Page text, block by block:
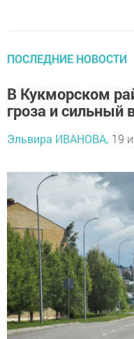
ПОСЛЕДНИЕ НОВОСТИ
В Кукморском
гроза и сильный
Эльвира ИВАНОВА, 19